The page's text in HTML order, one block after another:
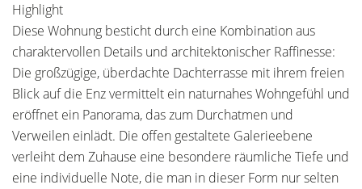
Highlight
Diese Wohnung besticht durch eine Kombination aus
charaktervollen Details und architektonischer Raffinesse:
Die großzügige, überdachte Dachterrasse mit ihrem freien
Blick auf die Enz vermittelt ein naturnahes Wohngefühl und
eröffnet ein Panorama, das zum Durchatmen und
Verweilen einlädt. Die offen gestaltete Galerieebene
verleiht dem Zuhause eine besondere räumliche Tiefe und
eine individuelle Note, die man in dieser Form nur selten